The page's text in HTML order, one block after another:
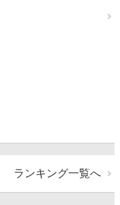
ランキング一覧へ